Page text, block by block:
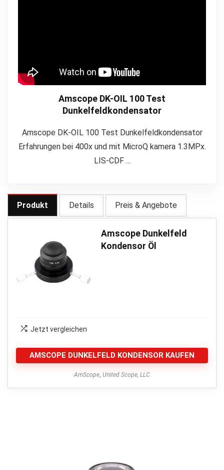
Amscope DK-OIL 100 Test
Dunkelfeldkondensator
Amscope DK-OIL 100 Test Dunkelfeldkondensator
Erfahrungen bei 400x und mit MicroQ kamera 1.3MPx.
LIS-CDF ...
Produkt Details Preis & Angebote
Amscope Dunkelfeld
Kondensor Öl
Jetzt vergleichen
AMSCOPE DUNKELFELD KONDENSOR KAUFEN
AmScope United Scope, LLC